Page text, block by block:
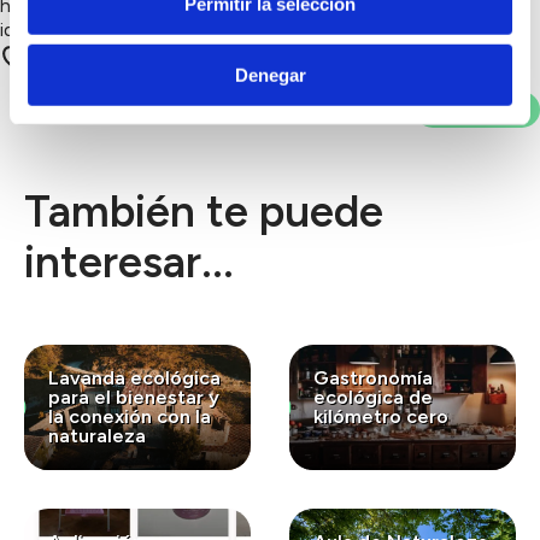
Denegar
Votar
https://drive.google.com/open?
id=1W8jzWdsLJnDty2aZ1UWRZn1yWE3PyCRd
También te puede
interesar...
Lavanda ecológica
para el bienestar y
la conexión con la
naturaleza
Gastronomía
ecológica de
kilómetro cero